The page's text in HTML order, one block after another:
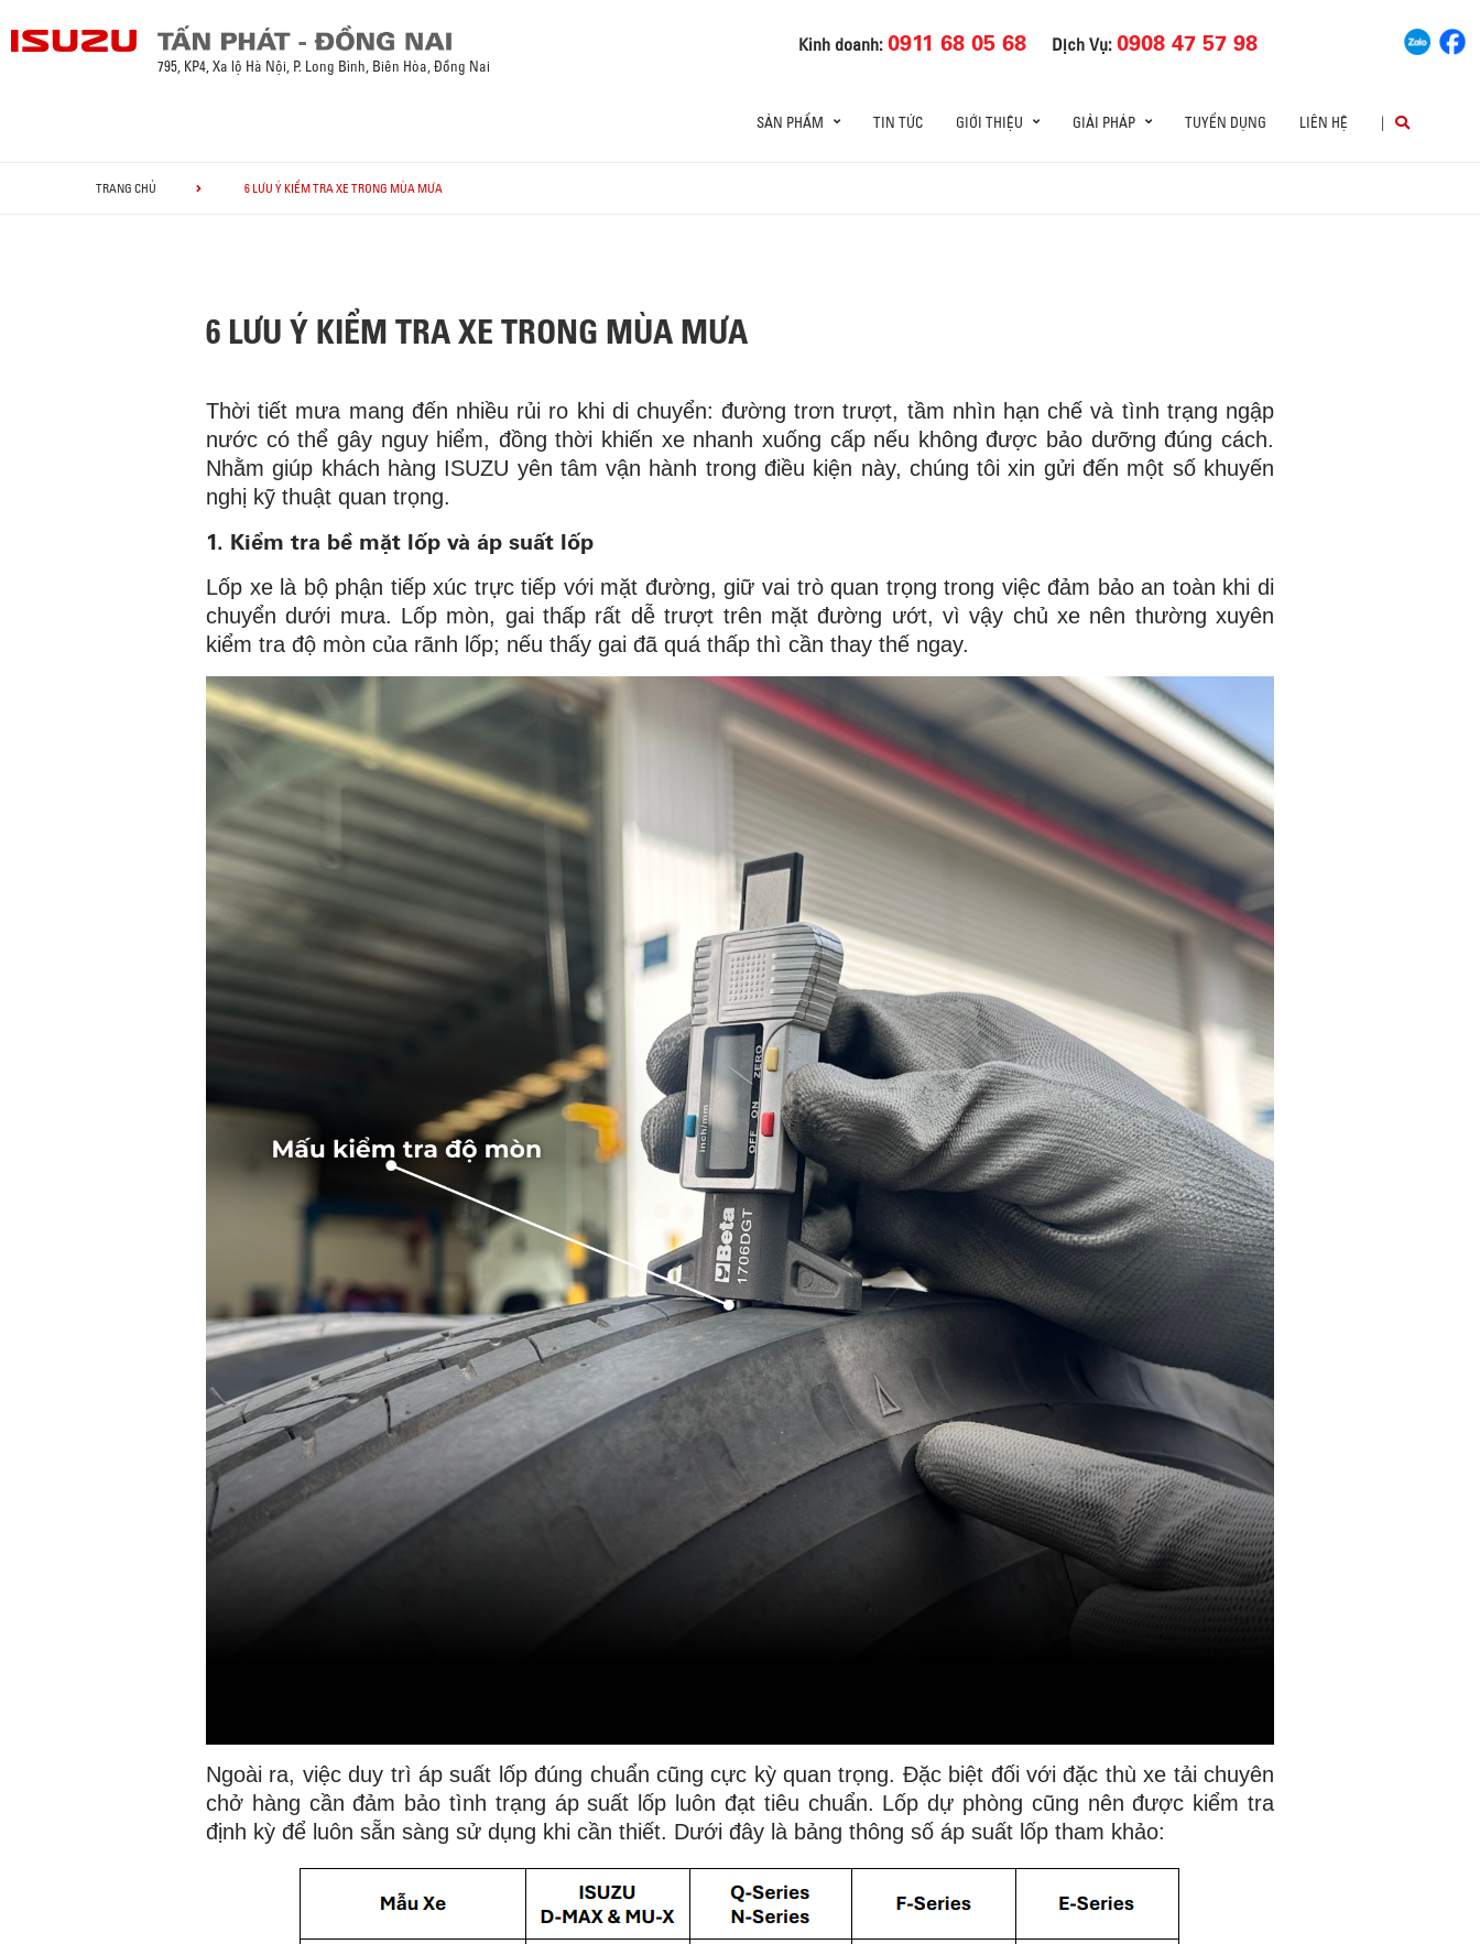
Kinh doanh:0911 68 05 68 Dịch Vụ:0908 47 57 98
795, KP4, Xa lộ Hà Nội, P. Long Bình, Biên Hòa, Đồng Nai
SẢN PHẨM TIN TỨC GIỚI THIỆU GIẢI PHÁP TUYỂN DỤNG LIÊN HỆ |
TRANG CHỦ 6 LƯU Ý KIỂM TRA XE TRONG MÙA MƯA
6 LƯU Ý KIỂM TRA XE TRONG MÙA MƯA
Thời tiết mưa mang đến nhiều rủi ro khi di chuyển: đường trơn trượt, tầm nhìn hạn chế và tình trạng ngập
nước có thể gây nguy hiểm, đồng thời khiến xe nhanh xuống cấp nếu không được bảo dưỡng đúng cách.
Nhằm giúp khách hàng ISUZU yên tâm vận hành trong điều kiện này, chúng tôi xin gửi đến một số khuyến
nghị kỹ thuật quan trọng.
1. Kiểm tra bề mặt lốp và áp suất lốp
Lốp xe là bộ phận tiếp xúc trực tiếp với mặt đường, giữ vai trò quan trọng trong việc đảm bảo an toàn khi di
chuyển dưới mưa. Lốp mòn, gai thấp rất dễ trượt trên mặt đường ướt, vì vậy chủ xe nên thường xuyên
kiểm tra độ mòn của rãnh lốp; nếu thấy gai đã quá thấp thì cần thay thế ngay.
Ngoài ra, việc duy trì áp suất lốp đúng chuẩn cũng cực kỳ quan trọng. Đặc biệt đối với đặc thù xe tải chuyên
chở hàng cần đảm bảo tình trạng áp suất lốp luôn đạt tiêu chuẩn. Lốp dự phòng cũng nên được kiểm tra
định kỳ để luôn sẵn sàng sử dụng khi cần thiết. Dưới đây là bảng thông số áp suất lốp tham khảo: